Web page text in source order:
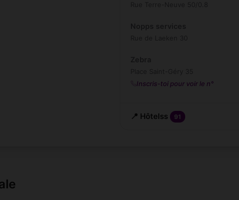
Inscris-toi pour voir le n°
📍 Hôtelss 91